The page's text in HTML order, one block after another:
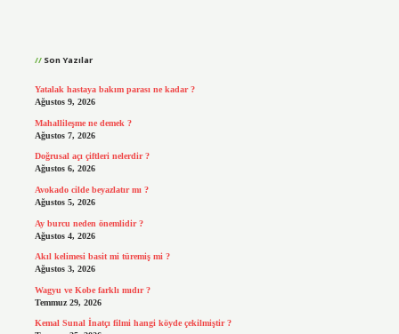
Son Yazılar
Yatalak hastaya bakım parası ne kadar ?
Ağustos 9, 2026
Mahallileşme ne demek ?
Ağustos 7, 2026
Doğrusal açı çiftleri nelerdir ?
Ağustos 6, 2026
Avokado cilde beyazlatır mı ?
Ağustos 5, 2026
Ay burcu neden önemlidir ?
Ağustos 4, 2026
Akıl kelimesi basit mi türemiş mi ?
Ağustos 3, 2026
Wagyu ve Kobe farklı mıdır ?
Temmuz 29, 2026
Kemal Sunal İnatçı filmi hangi köyde çekilmiştir ?